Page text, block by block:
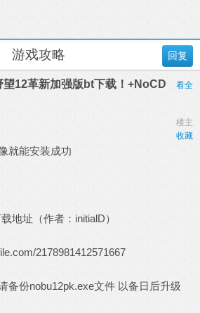
回复
游戏攻略
望12革新加强版bt下载！+NoCD
看全
楼主
收藏
就能安装成功
地址（作者：initialD）
2178981412571667
备份nobu12pk.exe文件 以备日后升级